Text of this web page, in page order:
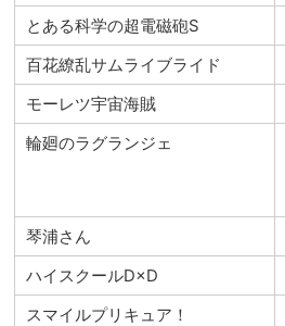
とある科学の超電磁砲S
百花繚乱サムライブライド
モーレツ宇宙海賊
輪廻のラグランジェ
琴浦さん
ハイスクールD×D
スマイルプリキュア！